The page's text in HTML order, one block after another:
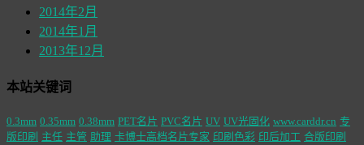
2014年2月
2014年1月
2013年12月
本站关键词
0.3mm 0.35mm 0.38mm PET名片 PVC名片 UV UV光固化 www.carddr.cn 专
版印刷 主任 主管 助理 卡博士高档名片专家 印刷色彩 印后加工 合版印刷